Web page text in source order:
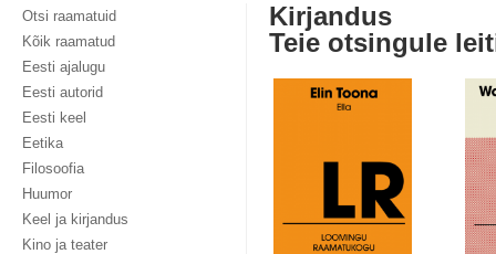
Otsi raamatuid
Kõik raamatud
Eesti ajalugu
Eesti autorid
Eesti keel
Eetika
Filosoofia
Huumor
Keel ja kirjandus
Kino ja teater
Kirjandus
Teie otsingule